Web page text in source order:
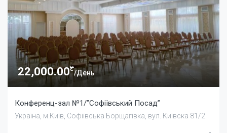
22,000.00₴
/День
Конференц-зал №1/”Софіївський Посад”
Україна, м.Київ, Софіївська Борщагівка, вул. Київска 81/2